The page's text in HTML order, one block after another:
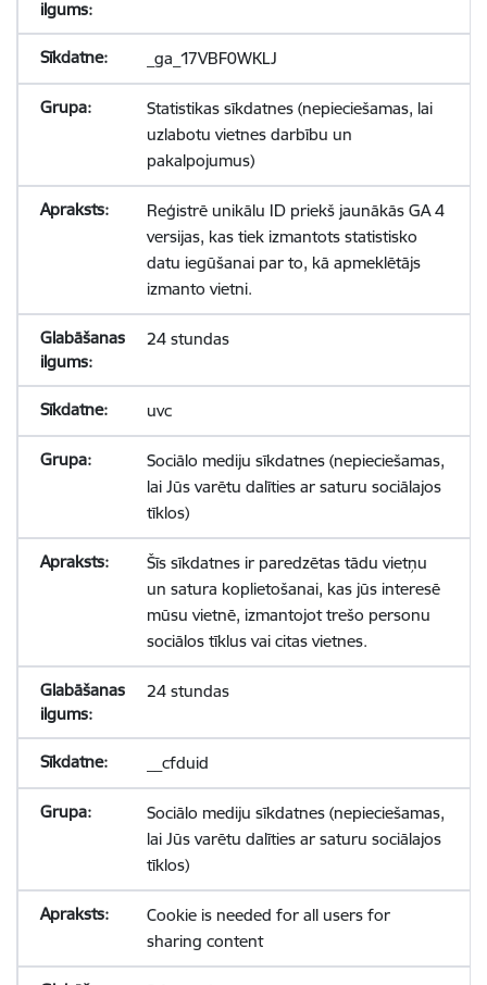
_ga_17VBF0WKLJ
Statistikas sīkdatnes (nepieciešamas, lai
uzlabotu vietnes darbību un
pakalpojumus)
Reģistrē unikālu ID priekš jaunākās GA 4
versijas, kas tiek izmantots statistisko
datu iegūšanai par to, kā apmeklētājs
izmanto vietni.
24 stundas
uvc
Sociālo mediju sīkdatnes (nepieciešamas,
lai Jūs varētu dalīties ar saturu sociālajos
tīklos)
Šīs sīkdatnes ir paredzētas tādu vietņu
un satura koplietošanai, kas jūs interesē
mūsu vietnē, izmantojot trešo personu
sociālos tīklus vai citas vietnes.
24 stundas
__cfduid
Sociālo mediju sīkdatnes (nepieciešamas,
lai Jūs varētu dalīties ar saturu sociālajos
tīklos)
Cookie is needed for all users for
sharing content